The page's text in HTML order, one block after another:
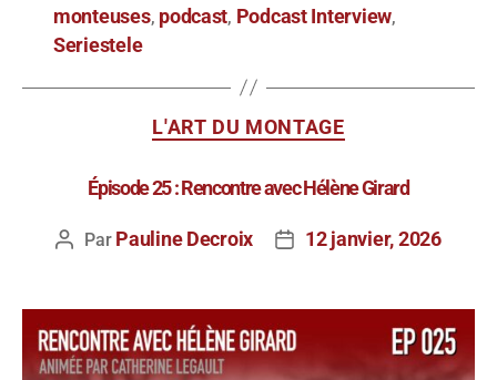
monteuses, podcast, Podcast Interview,
Seriestele
L'ART DU MONTAGE
Épisode 25 : Rencontre avec Hélène Girard
Par Pauline Decroix 12 janvier, 2026